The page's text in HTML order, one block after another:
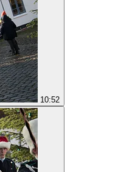
10:52